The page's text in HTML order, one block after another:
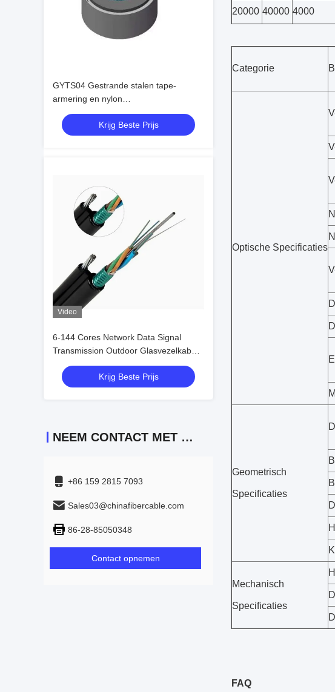
GYTS04 Gestrande stalen tape-
armering en nylon
buitenbeschermende optische kabel
Krijg Beste Prijs
Video
6-144 Cores Network Data Signal
Transmission Outdoor Glasvezelkabel
met aanpassingsdiensten
Krijg Beste Prijs
NEEM CONTACT MET ONS OP
+86 159 2815 7093
Sales03@chinafibercable.com
86-28-85050348
Contact opnemen
20000 40000 4000
Categorie
Optische Specificaties
Geometrisch
Specificaties
Mechanisch
Specificaties
FAQ